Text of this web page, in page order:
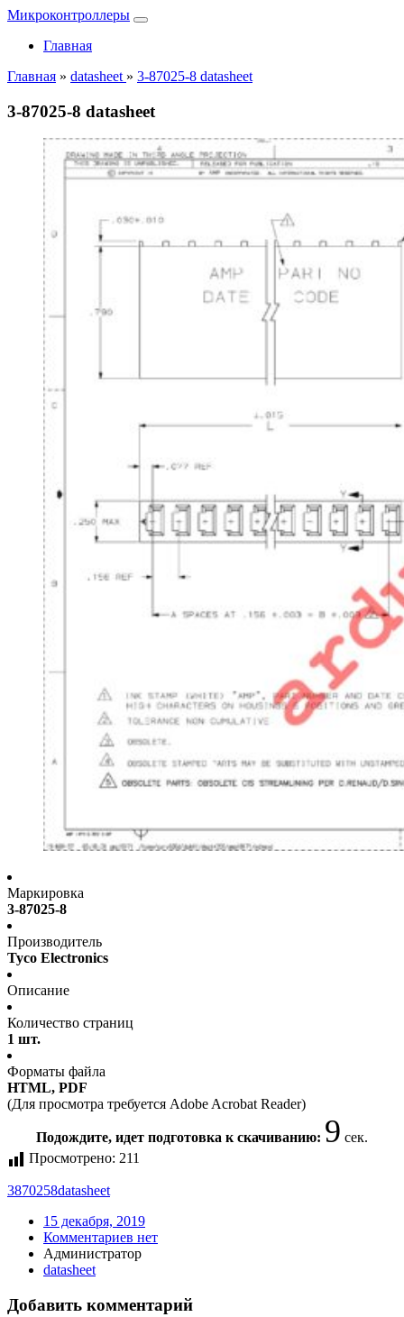
Микроконтроллеры
Главная
Главная » datasheet » 3-87025-8 datasheet
3-87025-8 datasheet
Маркировка
3-87025-8
Производитель
Tyco Electronics
Описание
Количество страниц
1 шт.
Форматы файла
HTML, PDF
(Для просмотра требуется Adobe Acrobat Reader)
Подождите, идет подготовка к скачиванию: 9 сек.
Просмотрено: 211
3870258datasheet
15 декабря, 2019
Комментариев нет
Администратор
datasheet
Добавить комментарий